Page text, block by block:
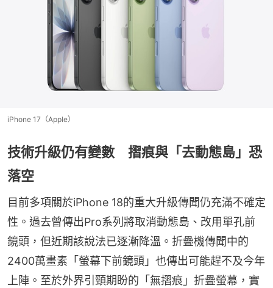
iPhone 17（Apple）
技術升級仍有變數 摺痕與「去動態島」恐
落空
目前多項關於iPhone 18的重大升級傳聞仍充滿不確定
性。過去曾傳出Pro系列將取消動態島、改用單孔前
鏡頭，但近期該說法已逐漸降溫。折疊機傳聞中的
2400萬畫素「螢幕下前鏡頭」也傳出可能趕不及今年
上陣。至於外界引頸期盼的「無摺痕」折疊螢幕，實